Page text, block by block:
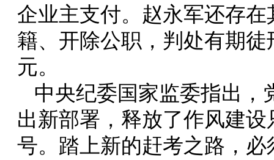
企业主支付。赵永军还存
籍、开除公职，判处有期
元。
中央纪委国家监委指出，
出新部署，释放了作风建
号。踏上新的赶考之路，